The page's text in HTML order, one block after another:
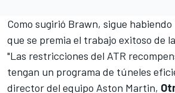
Como sugirió Brawn, sigue
que se premia el trabajo exitoso de
"Las restricciones del ATR
tengan un programa de túneles
director del equipo Aston Martin,